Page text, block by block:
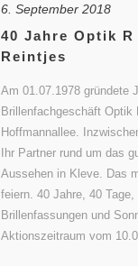
6. September 2018
40 Jahre Optik R
Reintjes
Am 01.07.1978 gründete
Brillenfachgeschäft Optik
Hoffmannallee.
Ihr Partner rund um das
Aussehen in Kleve. Das
feiern. 40 Jahre, 40
Brillenfassungen und
Aktionszeitraum vom